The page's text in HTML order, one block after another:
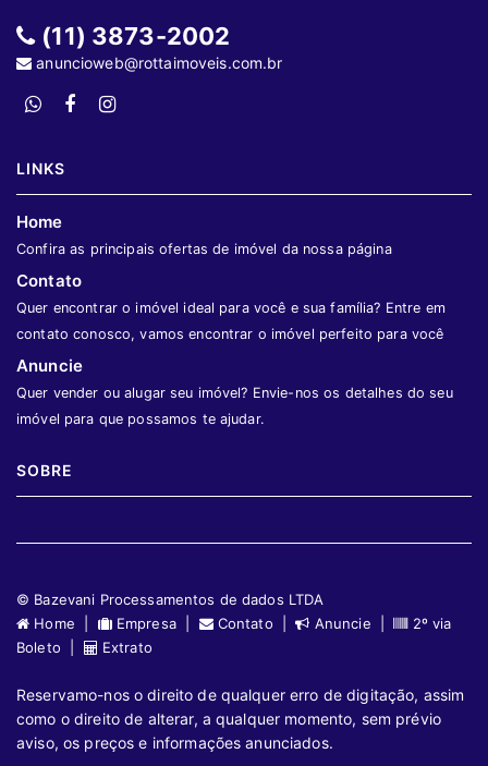
(11) 3873-2002
anuncioweb@rottaimoveis.com.br
LINKS
Home
Confira as principais ofertas de imóvel da nossa página
Contato
Quer encontrar o imóvel ideal para você e sua família? Entre em
contato conosco, vamos encontrar o imóvel perfeito para você
Anuncie
Quer vender ou alugar seu imóvel? Envie-nos os detalhes do seu
imóvel para que possamos te ajudar.
SOBRE
© Bazevani Processamentos de dados LTDA
Home |
Empresa | Contato | Anuncie |
2º via
Boleto |
Extrato
Reservamo-nos o direito de qualquer erro de digitação, assim
como o direito de alterar, a qualquer momento, sem prévio
aviso, os preços e informações anunciados.